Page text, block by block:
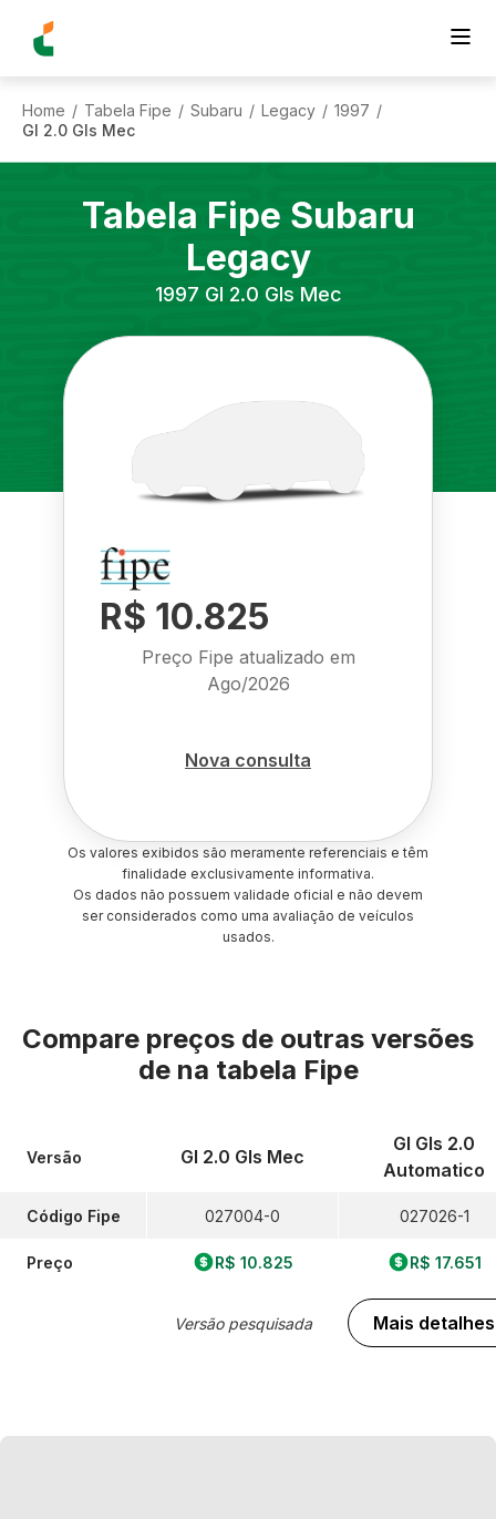
Home / Tabela Fipe / Subaru / Legacy / 1997 /
Gl 2.0 Gls Mec
Tabela Fipe Subaru
Legacy
1997 Gl 2.0 Gls Mec
R$ 10.825
Preço Fipe atualizado em
Ago/2026
Nova consulta
Os valores exibidos são meramente referenciais e têm
finalidade exclusivamente informativa.
Os dados não possuem validade oficial e não devem
ser considerados como uma avaliação de veículos
usados.
Compare preços de outras versões
de na tabela Fipe
Versão
Código Fipe
Preço
Gl 2.0 Gls Mec
027004-0
R$ 10.825
Versão pesquisada
Gl Gls 2.0
Automatico
027026-1
R$ 17.651
Mais detalhes